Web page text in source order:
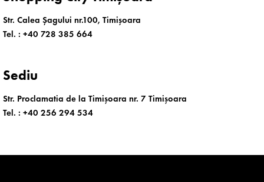
Str. Calea Șagului nr.100, Timișoara
Tel. : +40 728 385 664
Sediu
Str. Proclamatia de la Timișoara nr. 7 Timișoara
Tel. : +40 256 294 534